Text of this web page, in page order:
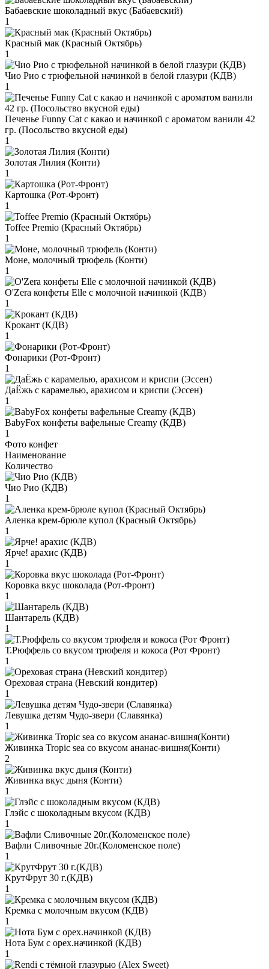
Бабаевские шоколадный вкус (Бабаевский)
1
Красный мак (Красный Октябрь)
1
Чио Рио с трюфельной начинкой в белой глазури (КДВ)
1
Печенье Funny Сat с какао и начинкой с ароматом ванили 42
гр. (Посольство вкусной еды)
1
Золотая Лилия (Конти)
1
Картошка (Рот-Фронт)
1
Toffee Premio (Красный Октябрь)
1
Моне, молочный трюфель (Конти)
1
O'Zera конфеты Elle с молочной начинкой (КДВ)
1
Крокант (КДВ)
1
Фонарики (Рот-Фронт)
1
ДаЁжь с карамелью, арахисом и криспи (Эссен)
1
BabyFox конфеты вафельные Creamy (КДВ)
1
Фото конфет
Наименование
Количество
Чио Рио (КДВ)
1
Аленка крем-брюле купол (Красный Октябрь)
1
Ярче! арахис (КДВ)
1
Коровка вкус шоколада (Рот-Фронт)
1
Шантарель (КДВ)
1
Т.Рюффель со вкусом трюфеля и кокоса (Рот Фронт)
1
Ореховая страна (Невский кондитер)
1
Левушка детям Чудо-звери (Славянка)
1
Живинка Tropic sea со вкусом ананас-вишня(Конти)
2
Живинка вкус дыня (Конти)
1
Глэйс с шоколадным вкусом (КДВ)
1
Вафли Сливочные 20г.(Коломенское поле)
1
КрутФрут 30 г.(КДВ)
1
Кремка с молочным вкусом (КДВ)
1
Нота Бум с орех.начинкой (КДВ)
1